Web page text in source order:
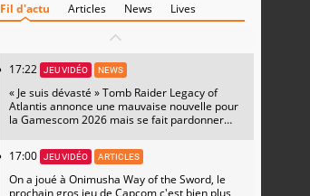
Fil d'actu Articles News Lives
17:22 JEU VIDÉO NEWS
« Je suis dévasté » Tomb Raider Legacy of
Atlantis annonce une mauvaise nouvelle pour
la Gamescom 2026 mais se fait pardonner
17:00
JEU VIDÉO ARTICLES
On a joué à Onimusha Way of the Sword, le
prochain gros jeu de Capcom,c'est bien plus